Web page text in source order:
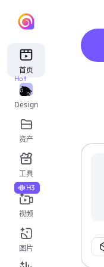
首页
Design
Hot
资产
工具
视频
H3
图片